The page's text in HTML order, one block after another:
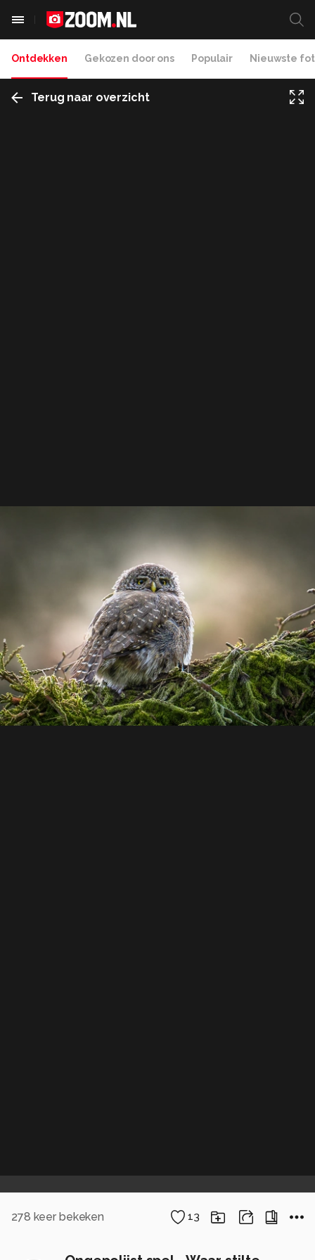
Ontdekken Gekozen door ons Populair Nieuwste
Terug naar overzicht
278 keer bekeken 13